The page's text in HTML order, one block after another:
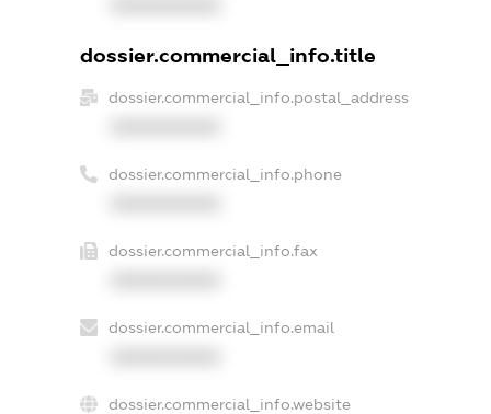
dossier.commercial_info.title
dossier.commercial_info.postal_address
dossier.commercial_info.phone
dossier.commercial_info.fax
dossier.commercial_info.email
dossier.commercial_info.website